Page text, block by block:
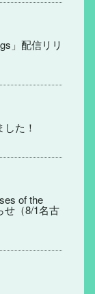
」配信リリ
た！
of the
せ（8/1名古